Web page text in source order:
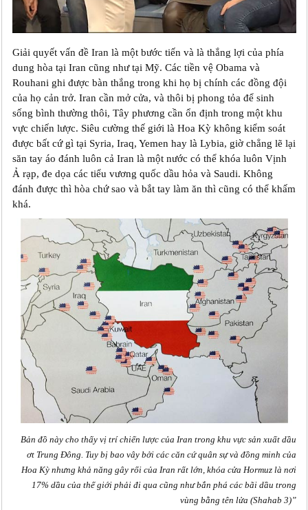
Giải quyết vấn đề Iran là một bước tiến và là thắng lợi của phía
dung hòa tại Iran cũng như tại Mỹ. Các tiền vệ Obama và
Rouhani ghi được bàn thắng trong khi họ bị chính các đồng đội
của họ cản trở. Iran cần mở cửa, và thôi bị phong tỏa để sinh
sống bình thường thôi, Tây phương cần ổn định trong một khu
vực chiến lược. Siêu cường thế giới là Hoa Kỳ không kiểm soát
được bất cứ gì tại Syria, Iraq, Yemen hay là Lybia, giờ chẳng lẽ lại
săn tay áo đánh luôn cả Iran là một nước có thể khóa luôn Vịnh
Ả rạp, đe dọa các tiểu vương quốc dầu hỏa và Saudi. Không
đánh được thì hòa chứ sao và bắt tay làm ăn thì cũng có thể khấm
khá.
Bản đồ này cho thấy vị trí chiến lược của Iran trong khu vực sản xuất dầu
ơt Trung Đông. Tuy bị bao vây bởi các căn cứ quân sự và đồng minh của
Hoa Kỳ nhưng khả năng gây rối của Iran rất lớn, khóa cửa Hormuz là nơi
17% dầu của thế giới phải đi qua cũng như bắn phá các bãi dầu trong
vùng bằng tên lửa (Shahab 3)”